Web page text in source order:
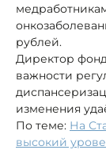
рублей.
Директор
важности
изменения
По теме: На
высокий